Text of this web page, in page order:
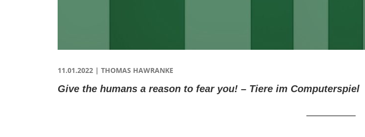
11.01.2022 | THOMAS HAWRANKE
Give the humans a reason to fear you! – Tiere im Computerspiel